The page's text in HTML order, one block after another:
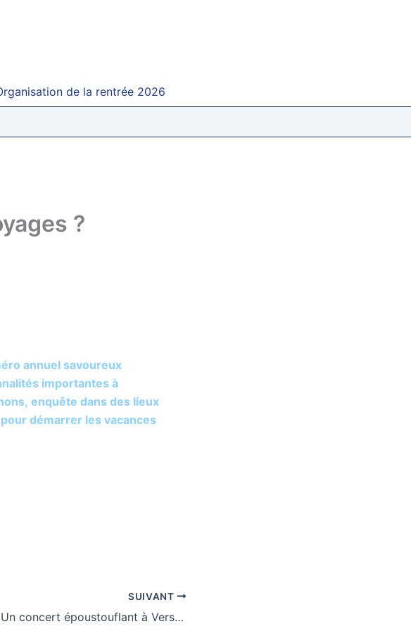
de la rentrée 2026
?
annuel savoureux
importantes à
enquête dans des lieux
démarrer les vacances
SUIVANT
Un concert époustouflant à Versailles